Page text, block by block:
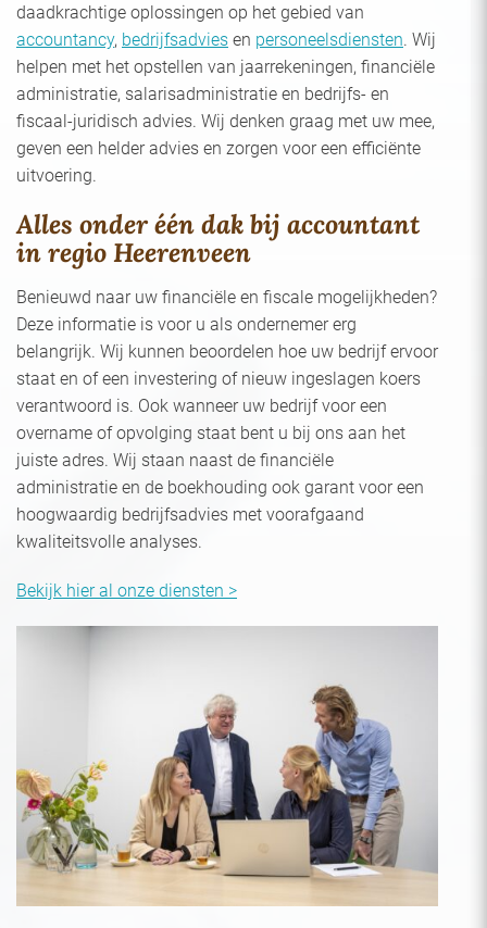
daadkrachtige oplossingen op het gebied van
accountancy, bedrijfsadvies en personeelsdiensten. Wij
helpen met het opstellen van jaarrekeningen, financiële
administratie, salarisadministratie en bedrijfs- en
fiscaal-juridisch advies. Wij denken graag met uw mee,
geven een helder advies en zorgen voor een efficiënte
uitvoering.
Alles onder één dak bij accountant
in regio Heerenveen
Benieuwd naar uw financiële en fiscale mogelijkheden?
Deze informatie is voor u als ondernemer erg
belangrijk. Wij kunnen beoordelen hoe uw bedrijf ervoor
staat en of een investering of nieuw ingeslagen koers
verantwoord is. Ook wanneer uw bedrijf voor een
overname of opvolging staat bent u bij ons aan het
juiste adres. Wij staan naast de financiële
administratie en de boekhouding ook garant voor een
hoogwaardig bedrijfsadvies met voorafgaand
kwaliteitsvolle analyses.
Bekijk hier al onze diensten >